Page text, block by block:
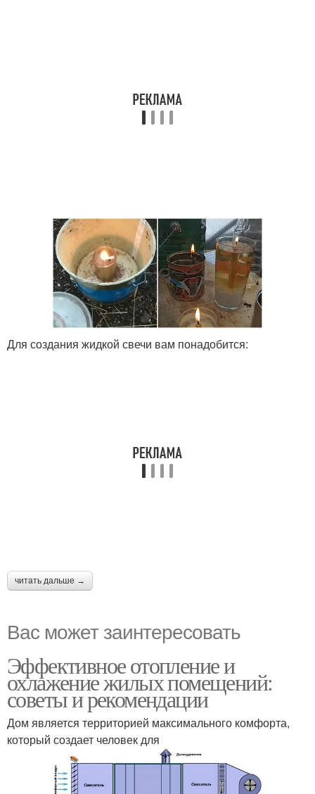
Для создания жидкой свечи вам понадобится:
читать дальше →
Вас может заинтересовать
Эффективное отопление и
охлажение жилых помещений:
советы и рекомендации
Дом является территорией максимального комфорта,
который создает человек для